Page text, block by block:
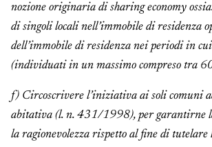
nozione originaria di sharing economy
di singoli locali nell’immobile di residenza
dell’immobile di residenza nei periodi in
(individuati in un massimo compreso tra
f) Circoscrivere l’iniziativa ai soli comuni
abitativa (l. n. 431/1998), per garantirne
la ragionevolezza rispetto al fine di tutelare